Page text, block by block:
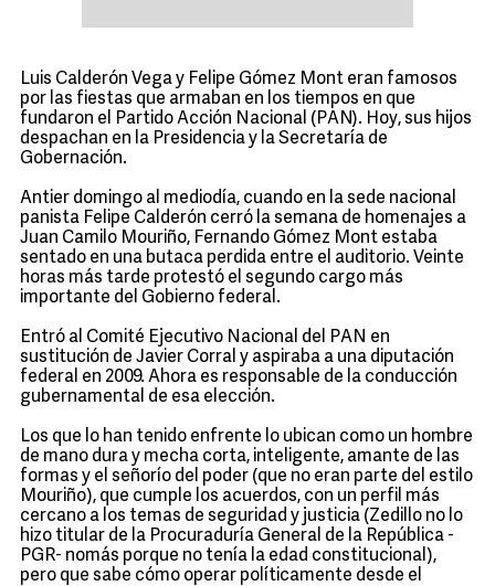
Luis Calderón Vega y Felipe Gómez Mont eran famosos
por las fiestas que armaban en los tiempos en que
fundaron el Partido Acción Nacional (PAN). Hoy, sus hijos
despachan en la Presidencia y la Secretaría de
Gobernación.
Antier domingo al mediodía, cuando en la sede nacional
panista Felipe Calderón cerró la semana de homenajes a
Juan Camilo Mouriño, Fernando Gómez Mont estaba
sentado en una butaca perdida entre el auditorio. Veinte
horas más tarde protestó el segundo cargo más
importante del Gobierno federal.
Entró al Comité Ejecutivo Nacional del PAN en
sustitución de Javier Corral y aspiraba a una diputación
federal en 2009. Ahora es responsable de la conducción
gubernamental de esa elección.
Los que lo han tenido enfrente lo ubican como un hombre
de mano dura y mecha corta, inteligente, amante de las
formas y el señorío del poder (que no eran parte del estilo
Mouriño), que cumple los acuerdos, con un perfil más
cercano a los temas de seguridad y justicia (Zedillo no lo
hizo titular de la Procuraduría General de la República -
PGR- nomás porque no tenía la edad constitucional),
pero que sabe cómo operar políticamente desde el